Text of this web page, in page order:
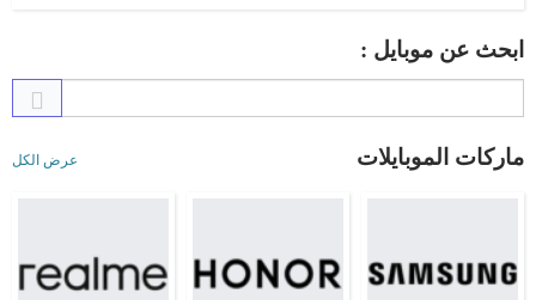
ابحث عن موبايل :
ماركات الموبايلات عرض الكل